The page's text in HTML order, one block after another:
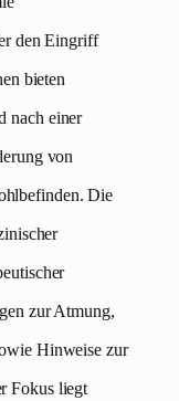
den Eingriff
bieten
nach einer
von
Die
zur Atmung,
Hinweise zur
Fokus liegt